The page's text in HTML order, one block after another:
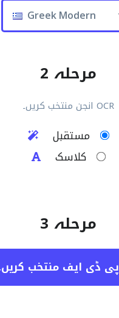
Greek Modern
مرحلہ 2
OCR انجن منتخب کریں۔
مستقبل
کلاسک
مرحلہ 3
پی ڈی ایف منتخب